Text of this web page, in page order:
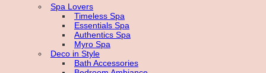
Spa Lovers
Timeless Spa
Essentials Spa
Authentics Spa
Myro Spa
Deco in Style
Bath Accessories